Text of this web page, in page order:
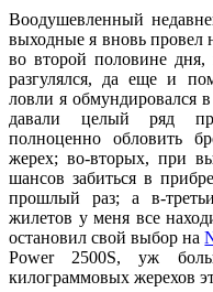
Воодушевленный
выходные я вновь провел
во второй половине
разгулялся, да еще и
ловли я обмундировался в
давали целый ряд
полноценно обловить
жерех; во-вторых, при
шансов забиться в
прошлый раз; а в-
жилетов у меня все
остановил свой выбор на
Power 2500S, уж
килограммовых жерехов